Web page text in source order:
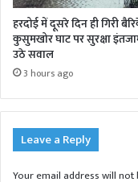
हरदोई में दूसरे दिन ही गिरी
कुसुमखोर घाट पर सुरक्षा
उठे सवाल
3 hours ago
Leave a Reply
Your email address will not